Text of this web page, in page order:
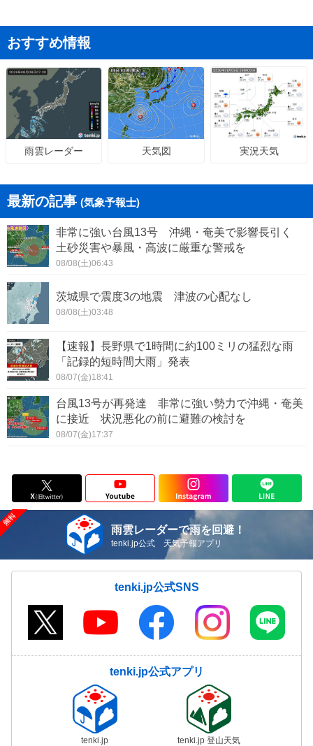
おすすめ情報
雨雲レーダー 天気図 実況天気
最新の記事 (気象予報士)
非常に強い台風13号 沖縄・奄美で影響長引く
土砂災害や暴風・高波に厳重な警戒を
08/08(土)06:43
茨城県で震度3の地震 津波の心配なし
08/08(土)03:48
【速報】長野県で1時間に約100ミリの猛烈な雨
「記録的短時間大雨」発表
08/07(金)18:41
台風13号が再発達 非常に強い勢力で沖縄・奄美
に接近 状況悪化の前に避難の検討を
08/07(金)17:37
雨雲レーダーで雨を回避！
tenki.jp公式 天気予報アプリ
tenki.jp公式SNS
tenki.jp公式アプリ
tenki.jp tenki.jp 登山天気